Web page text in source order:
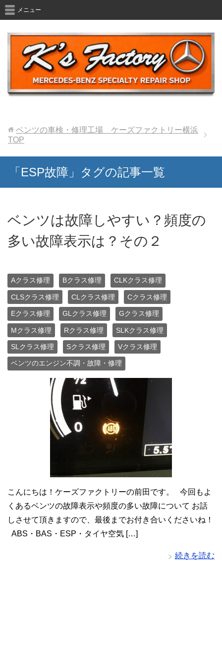
メニュー
ベンツの車検・修理工場 ケーズファクトリー横浜
TOP
「ESP故障」タグの記事一覧
ベンツは故障しやすい？頻度の
多い故障表示は？その２
Aクラス修理 Bクラス修理 CLKクラス修理
CLSクラス修理 CLクラス修理 Cクラス修理
Eクラス修理 GLクラス修理 Gクラス修理
Mクラス修理 Rクラス修理 SLKクラス修理
SLクラス修理 Sクラス修理 Vクラス修理
ベンツのエンジン不調・故障・修理
こんにちは！ケーズファクトリーの前田です。 今回もよ
くあるベンツの故障表示や頻度の多い故障について お話
しさせて頂きますので、最後までお付き合いくださいね！
ABS・BAS・ESP・タイヤ空気 […]
続きを読む